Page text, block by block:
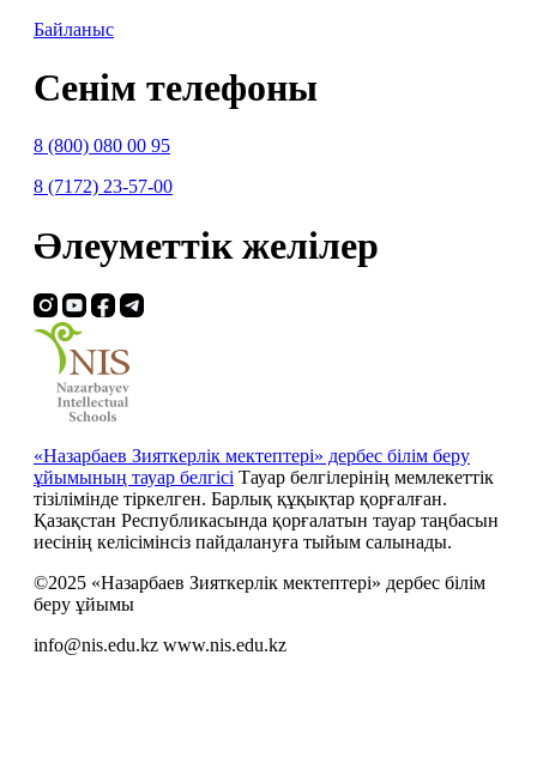
Байланыс
Сенім телефоны
8 (800) 080 00 95
8 (7172) 23-57-00
Әлеуметтік желілер
«Назарбаев Зияткерлік мектептері» дербес білім беру
ұйымының тауар белгісі Тауар белгілерінің мемлекеттік
тізілімінде тіркелген. Барлық құқықтар қорғалған.
Қазақстан Республикасында қорғалатын тауар таңбасын
иесiнiң келiсiмiнсiз пайдалануға тыйым салынады.
©2025 «Назарбаев Зияткерлік мектептері» дербес білім
беру ұйымы
info@nis.edu.kz www.nis.edu.kz